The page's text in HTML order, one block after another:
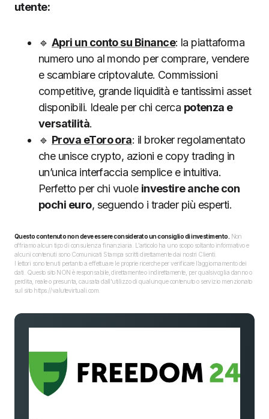
utente:
🔹 Apri un conto su Binance: la piattaforma
numero uno al mondo per comprare, vendere
e scambiare criptovalute. Commissioni
competitive, grande liquidità e tantissimi asset
disponibili. Ideale per chi cerca potenza e
versatilità.
🔹 Prova eToro ora: il broker regolamentato
che unisce crypto, azioni e copy trading in
un’unica interfaccia semplice e intuitiva.
Perfetto per chi vuole investire anche con
pochi euro, seguendo i trader più esperti.
Questo contenuto non deve essere considerato un consiglio di investimento. Non
offriamo alcun tipo di consulenza finanziaria. L’articolo ha uno scopo soltanto informativo e
alcuni contenuti sono Comunicati Stampa scritti direttamente dai nostri Clienti.
I lettori sono tenuti pertanto a effettuare le proprie ricerche per verificare l’aggiornamento dei
dati. Questo sito NON è responsabile, direttamente o indirettamente, per qualsivoglia danno o
perdita, reale o presunta, causata dall'utilizzo di qualunque contenuto o servizio menzionato
sul sito https://valutevirtuali.com.